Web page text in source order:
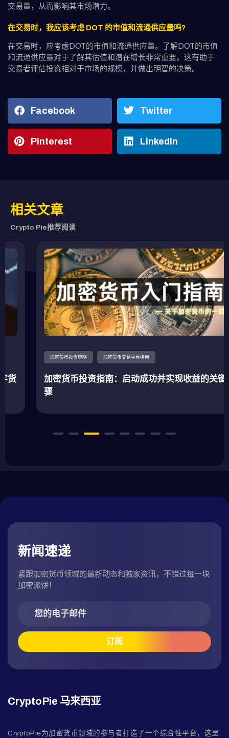
交易量，从而影响其市场潜力。
在交易时，我应该考虑 DOT 的市值和流通供应量吗?
在交易时，应考虑DOT的市值和流通供应量。了解DOT的市值
和流通供应量对于了解其估值和潜在增长非常重要。这有助于
交易者评估投资相对于市场的规模，并做出明智的决策。
Facebook Twitter
Pinterest LinkedIn
相关文章
Crypto Pie推荐阅读
加密货币投资策略 加密货币交易平台指南
加密货币投资指南：启动成功并实现收益的关键步
新闻速递
紧跟加密货币领域的最新动态和独家资讯，不错过每一块
加密派饼！
CryptoPie 马来西亚
CryptoPie为加密货币领域的参与者打造了一个综合性平台，这里